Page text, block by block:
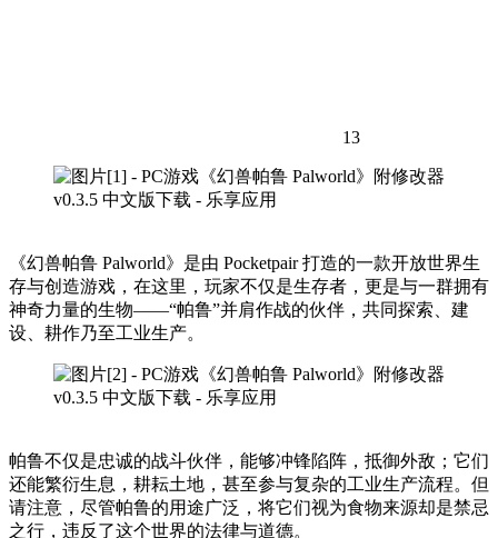
13
《幻兽帕鲁 Palworld》是由 Pocketpair 打造的一款开放世界生
存与创造游戏，在这里，玩家不仅是生存者，更是与一群拥有
神奇力量的生物——“帕鲁”并肩作战的伙伴，共同探索、建
设、耕作乃至工业生产。
帕鲁不仅是忠诚的战斗伙伴，能够冲锋陷阵，抵御外敌；它们
还能繁衍生息，耕耘土地，甚至参与复杂的工业生产流程。但
请注意，尽管帕鲁的用途广泛，将它们视为食物来源却是禁忌
之行，违反了这个世界的法律与道德。